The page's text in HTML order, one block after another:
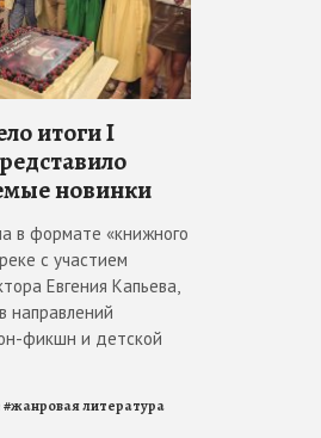
итоги I
новинки
в формате «книжного
с участием
Евгения Капьева,
направлений
фикшн и детской
#жанровая литература